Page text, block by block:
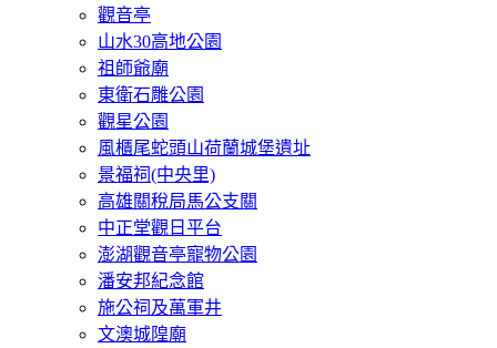
觀音亭
山水30高地公園
祖師爺廟
東衛石雕公園
觀星公園
風櫃尾蛇頭山荷蘭城堡遺址
景福祠(中央里)
高雄關稅局馬公支關
中正堂觀日平台
澎湖觀音亭寵物公園
潘安邦紀念館
施公祠及萬軍井
文澳城隍廟